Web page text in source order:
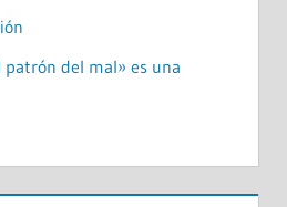
patrón del mal» es una